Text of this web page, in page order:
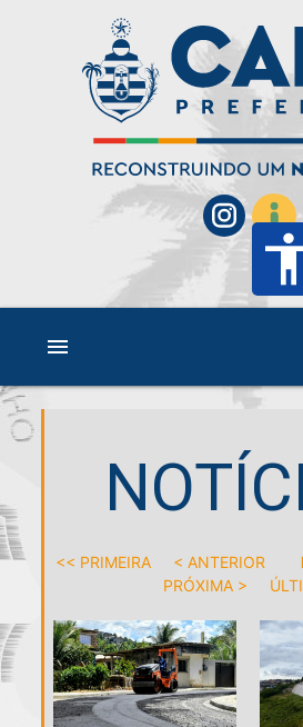
menu
<< PRIMEIRA < ANTERIOR
PRÓXIMA >